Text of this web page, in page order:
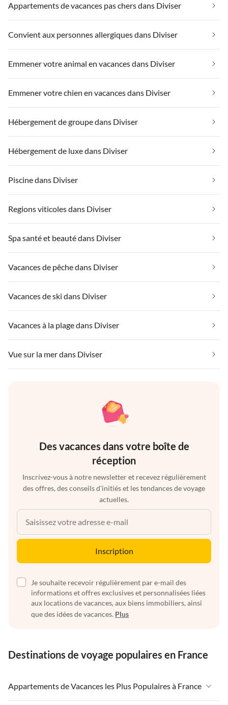
Appartements de vacances pas chers dans Diviser
Convient aux personnes allergiques dans Diviser
Emmener votre animal en vacances dans Diviser
Emmener votre chien en vacances dans Diviser
Hébergement de groupe dans Diviser
Hébergement de luxe dans Diviser
Piscine dans Diviser
Regions viticoles dans Diviser
Spa santé et beauté dans Diviser
Vacances de pêche dans Diviser
Vacances de ski dans Diviser
Vacances à la plage dans Diviser
Vue sur la mer dans Diviser
Des vacances dans votre boîte de
réception
Inscrivez-vous à notre newsletter et recevez régulièrement
des offres, des conseils d'initiés et les tendances de voyage
actuelles.
Inscription
Je souhaite recevoir régulièrement par e-mail des
informations et offres exclusives et personnalisées liées
aux locations de vacances, aux biens immobiliers, ainsi
que des idées de vacances. Plus
Destinations de voyage populaires en France
Appartements de Vacances les Plus Populaires à France